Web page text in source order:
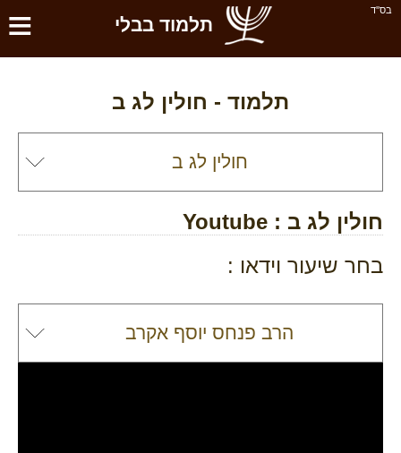
בס''ד ≡ תלמוד בבלי
תלמוד - חולין לג ב
חולין לג ב : Youtube
בחר שיעור וידאו :